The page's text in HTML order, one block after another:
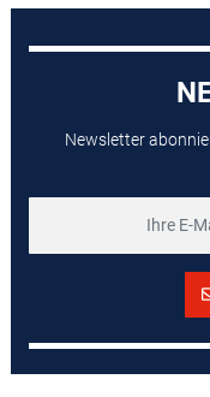
Newsletter